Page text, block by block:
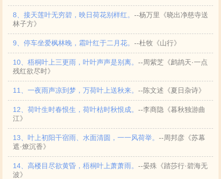
8、接天莲叶无穷碧，映日荷花别样红。 --杨万里《晓出净慈寺送
林子方》
9、停车坐爱枫林晚，霜叶红于二月花。 --杜牧《山行》
10、梧桐叶上三更雨，叶叶声声是别离。 --周紫芝《鹧鸪天·一点
残红欲尽时》
11、一夜雨声凉到梦，万荷叶上送秋来。 --陈文述《夏日杂诗》
12、荷叶生时春恨生，荷叶枯时秋恨成。 --李商隐《暮秋独游曲
江》
13、叶上初阳干宿雨、水面清圆，一一风荷举。 --周邦彦《苏幕
遮·燎沉香》
14、高楼目尽欲黄昏，梧桐叶上萧萧雨。 --晏殊《踏莎行·碧海无
波》